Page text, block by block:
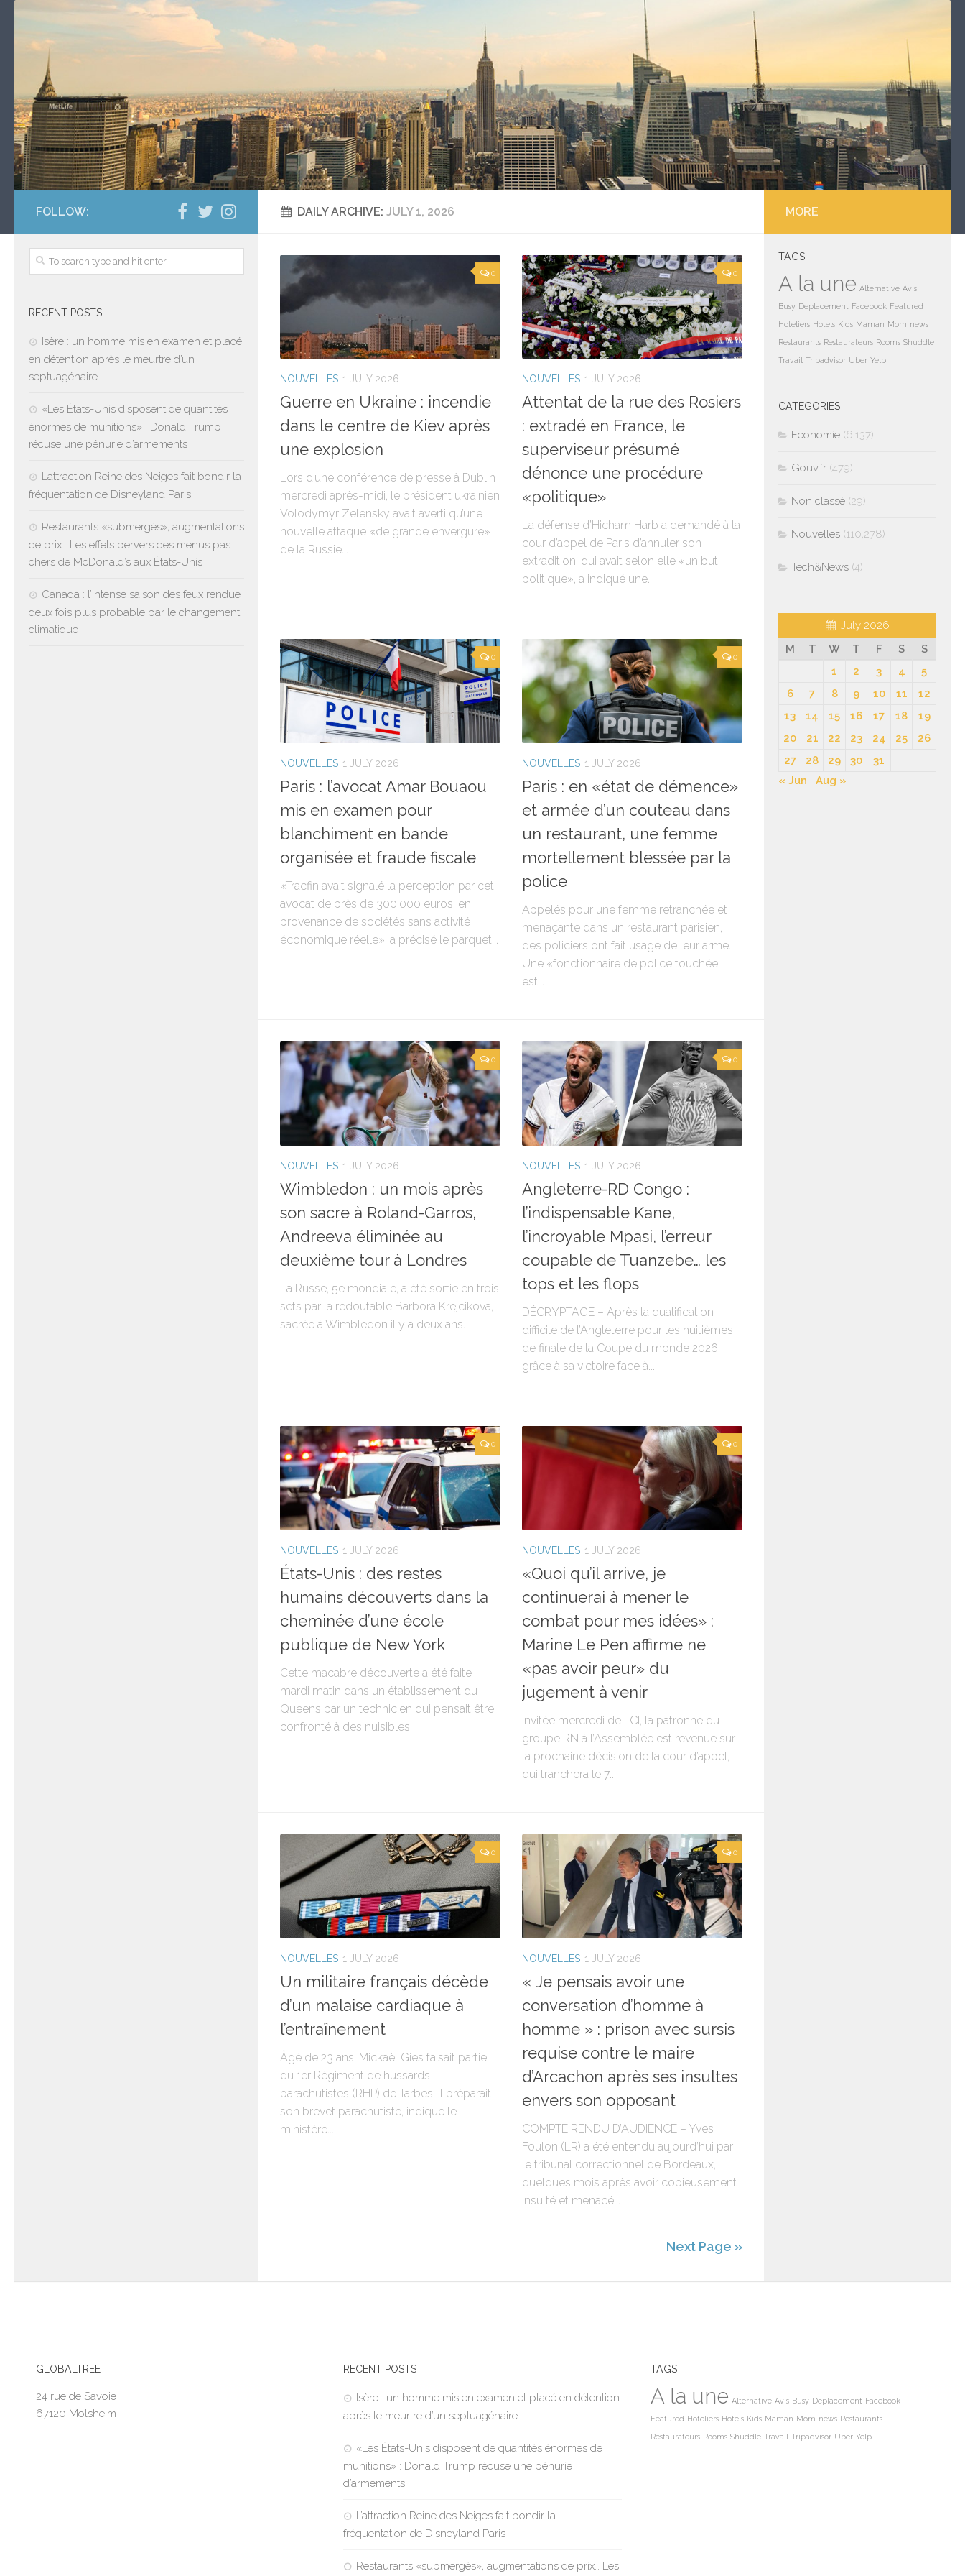
DAILY ARCHIVE: JULY 1, 2026
0
NOUVELLES 1 JULY 2026
Guerre en Ukraine : incendie
dans le centre de Kiev après
une explosion
Lors d’une conférence de presse à Dublin
mercredi après-midi, le président ukrainien
Volodymyr Zelensky avait averti qu’une
nouvelle attaque «de grande envergure»
de la Russie...
0
NOUVELLES 1 JULY 2026
Attentat de la rue des Rosiers
: extradé en France, le
superviseur présumé
dénonce une procédure
«politique»
La défense d’Hicham Harb a demandé à la
cour d’appel de Paris d’annuler son
extradition, qui avait selon elle «un but
politique», a indiqué une...
0
NOUVELLES 1 JULY 2026
Paris : l’avocat Amar Bouaou
mis en examen pour
blanchiment en bande
organisée et fraude fiscale
«Tracfin avait signalé la perception par cet
avocat de près de 300.000 euros, en
provenance de sociétés sans activité
économique réelle», a précisé le parquet...
0
NOUVELLES 1 JULY 2026
Paris : en «état de démence»
et armée d’un couteau dans
un restaurant, une femme
mortellement blessée par la
police
Appelés pour une femme retranchée et
menaçante dans un restaurant parisien,
des policiers ont fait usage de leur arme.
Une «fonctionnaire de police touchée
est...
0
NOUVELLES 1 JULY 2026
Wimbledon : un mois après
son sacre à Roland-Garros,
Andreeva éliminée au
deuxième tour à Londres
La Russe, 5e mondiale, a été sortie en trois
sets par la redoutable Barbora Krejcikova,
sacrée à Wimbledon il y a deux ans.
0
NOUVELLES 1 JULY 2026
Angleterre-RD Congo :
l’indispensable Kane,
l’incroyable Mpasi, l’erreur
coupable de Tuanzebe… les
tops et les flops
DÉCRYPTAGE – Après la qualification
difficile de l’Angleterre pour les huitièmes
de finale de la Coupe du monde 2026
grâce à sa victoire face à...
0
NOUVELLES 1 JULY 2026
États-Unis : des restes
humains découverts dans la
cheminée d’une école
publique de New York
Cette macabre découverte a été faite
mardi matin dans un établissement du
Queens par un technicien qui pensait être
confronté à des nuisibles.
0
NOUVELLES 1 JULY 2026
«Quoi qu’il arrive, je
continuerai à mener le
combat pour mes idées» :
Marine Le Pen affirme ne
«pas avoir peur» du
jugement à venir
Invitée mercredi de LCI, la patronne du
groupe RN à l’Assemblée est revenue sur
la prochaine décision de la cour d’appel,
qui tranchera le 7...
0
NOUVELLES 1 JULY 2026
Un militaire français décède
d’un malaise cardiaque à
l’entraînement
Âgé de 23 ans, Mickaël Gies faisait partie
du 1er Régiment de hussards
parachutistes (RHP) de Tarbes. Il préparait
son brevet parachutiste, indique le
ministère...
0
NOUVELLES 1 JULY 2026
« Je pensais avoir une
conversation d’homme à
homme » : prison avec sursis
requise contre le maire
d’Arcachon après ses insultes
envers son opposant
COMPTE RENDU D’AUDIENCE – Yves
Foulon (LR) a été entendu aujourd’hui par
le tribunal correctionnel de Bordeaux,
quelques mois après avoir copieusement
insulté et menacé...
Next Page »
FOLLOW:
RECENT POSTS
Isère : un homme mis en examen et placé
en détention après le meurtre d’un
septuagénaire
«Les États-Unis disposent de quantités
énormes de munitions» : Donald Trump
récuse une pénurie d’armements
L’attraction Reine des Neiges fait bondir la
fréquentation de Disneyland Paris
Restaurants «submergés», augmentations
de prix… Les effets pervers des menus pas
chers de McDonald’s aux États-Unis
Canada : l’intense saison des feux rendue
deux fois plus probable par le changement
climatique
MORE
TAGS
A la une Alternative Avis
Busy Deplacement Facebook Featured
Hoteliers Hotels Kids Maman Mom news
Restaurants Restaurateurs Rooms Shuddle
Travail Tripadvisor Uber Yelp
CATEGORIES
Economie (6,137)
Gouv.fr (479)
Non classé (29)
Nouvelles (110,278)
Tech&News (4)
July 2026
M
T W T F S
S
1
2 3 4
5
6
7 8 9 10 11
12
13
14 15 16 17 18
19
20
21 22 23 24 25
26
27
28 29 30
31
« Jun
Aug »
GLOBALTREE
24 rue de Savoie
67120 Molsheim
RECENT POSTS
Isère : un homme mis en examen et placé en détention
après le meurtre d’un septuagénaire
«Les États-Unis disposent de quantités énormes de
munitions» : Donald Trump récuse une pénurie
d’armements
L’attraction Reine des Neiges fait bondir la
fréquentation de Disneyland Paris
Restaurants «submergés», augmentations de prix… Les
TAGS
A la une Alternative Avis Busy Deplacement Facebook
Featured Hoteliers Hotels Kids Maman Mom news Restaurants
Restaurateurs Rooms Shuddle Travail Tripadvisor Uber Yelp